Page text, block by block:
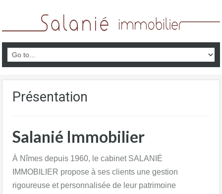
Présentation
Salanié Immobilier
À Nîmes depuis 1960, le cabinet SALANIÉ
IMMOBILIER propose à ses clients une gestion
rigoureuse et personnalisée de leur patrimoine